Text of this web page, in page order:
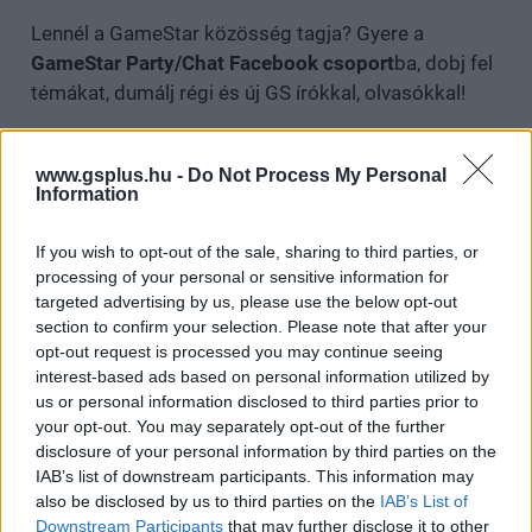
www.gsplus.hu - Do Not Process My Personal
Information
If you wish to opt-out of the sale, sharing to third parties, or
processing of your personal or sensitive information for
targeted advertising by us, please use the below opt-out
section to confirm your selection. Please note that after your
opt-out request is processed you may continue seeing
interest-based ads based on personal information utilized by
us or personal information disclosed to third parties prior to
your opt-out. You may separately opt-out of the further
disclosure of your personal information by third parties on the
IAB’s list of downstream participants. This information may
also be disclosed by us to third parties on the IAB’s List of
Downstream Participants that may further disclose it to other
Lennél a GameStar közösség tagja? Gyere a
GameStar Party/Chat Facebook csoportba, dobj fel
témákat, dumálj régi és új GS írókkal, olvasókkal!
SMASH by Meló-Diák: Homok, zene és a nyár legjobb
hangulata – Jön a második forduló! (X)
Július végén folytatódik a balatoni strandröplabda-
sorozat.
Címkék: #bobby kotick #activision
#jurassic park
#steven spielberg